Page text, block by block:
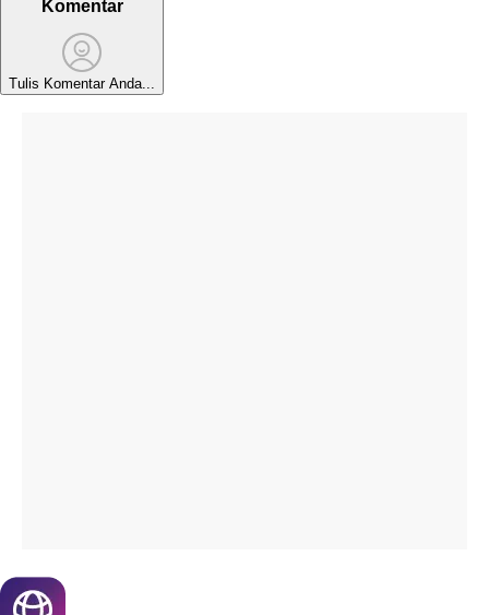
Komentar
Tulis Komentar Anda...